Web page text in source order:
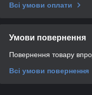
Всі умови оплати
Умови повернення
Повернення товару
Всі умови повернення